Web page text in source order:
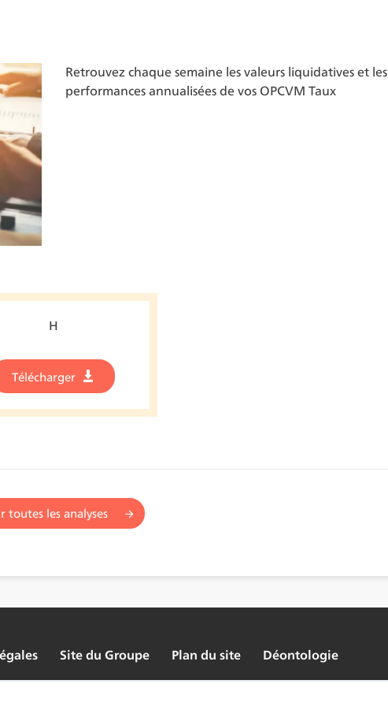
Retrouvez chaque semaine les valeurs liquidatives et les
performances annualisées de vos OPCVM Taux
H
Télécharger
toutes les analyses
Site du Groupe Plan du site Déontologie